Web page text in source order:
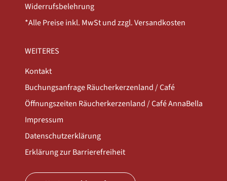
Widerrufsbelehrung
*Alle Preise inkl. MwSt und zzgl. Versandkosten
WEITERES
Kontakt
Buchungsanfrage Räucherkerzenland / Café
Öffnungszeiten Räucherkerzenland / Café AnnaBella
Impressum
Datenschutzerklärung
Erklärung zur Barrierefreiheit